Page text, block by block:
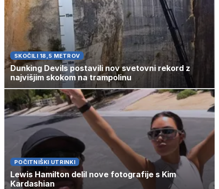
SKOČILI 18,5 METROV
Dunking Devils postavili nov svetovni rekord z
najvišjim skokom na trampolinu
POČITNIŠKI UTRINKI
Lewis Hamilton delil nove fotografije s Kim
Kardashian